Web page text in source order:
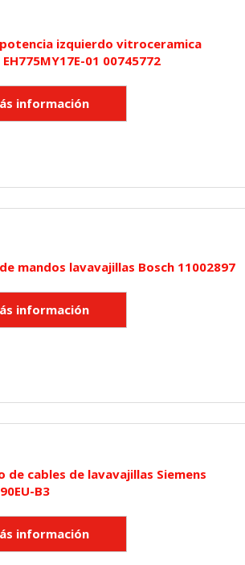
izquierdo vitroceramica
01 00745772
mandos lavavajillas Bosch 11002897
de cables de lavavajillas Siemens
B3
HABILITAR
y no se pueden desactivar en nuestros
alguna áreas del sitio no funcionarán.
tráfico para poder evaluar el rendimiento
y cómo los visitantes navegan por el